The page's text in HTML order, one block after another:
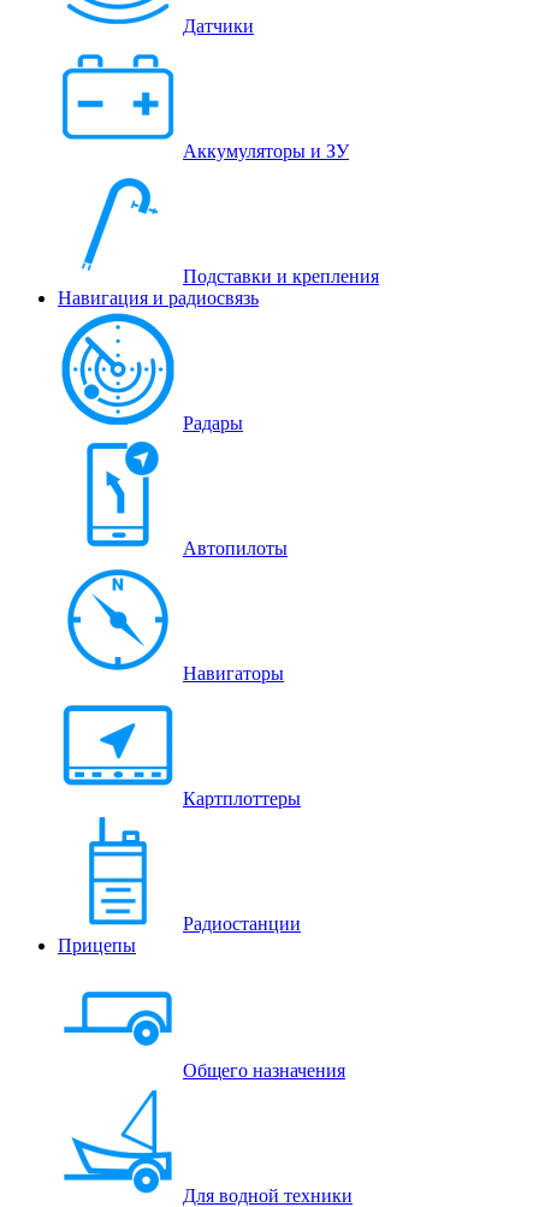
Датчики
Аккумуляторы и ЗУ
Подставки и крепления
Навигация и радиосвязь
Радары
Автопилоты
Навигаторы
Картплоттеры
Радиостанции
Прицепы
Общего назначения
Для водной техники